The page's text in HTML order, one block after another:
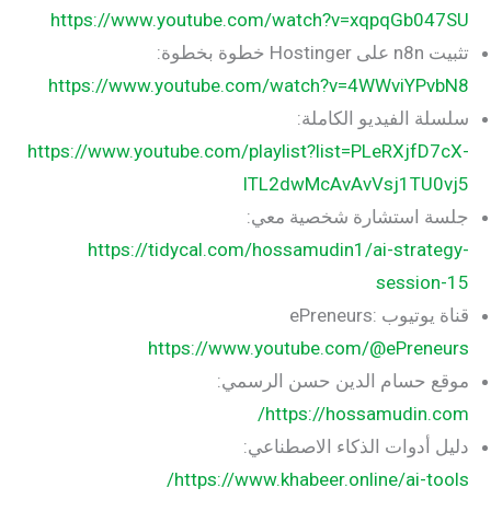
https://www.youtube.com/watch?v=xqpqGb047SU
تثبيت n8n على Hostinger خطوة بخطوة:
https://www.youtube.com/watch?v=4WWviYPvbN8
سلسلة الفيديو الكاملة:
https://www.youtube.com/playlist?list=PLeRXjfD7cX-
ITL2dwMcAvAvVsj1TU0vj5
جلسة استشارة شخصية معي:
https://tidycal.com/hossamudin1/ai-strategy-
session-15
قناة يوتيوب ePreneurs:
https://www.youtube.com/@ePreneurs
موقع حسام الدين حسن الرسمي:
https://hossamudin.com/
دليل أدوات الذكاء الاصطناعي:
https://www.khabeer.online/ai-tools/